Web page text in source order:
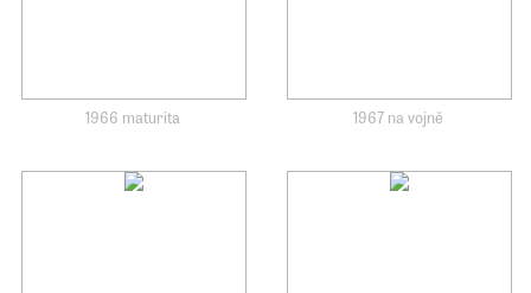
1966 maturita 1967 na vojně